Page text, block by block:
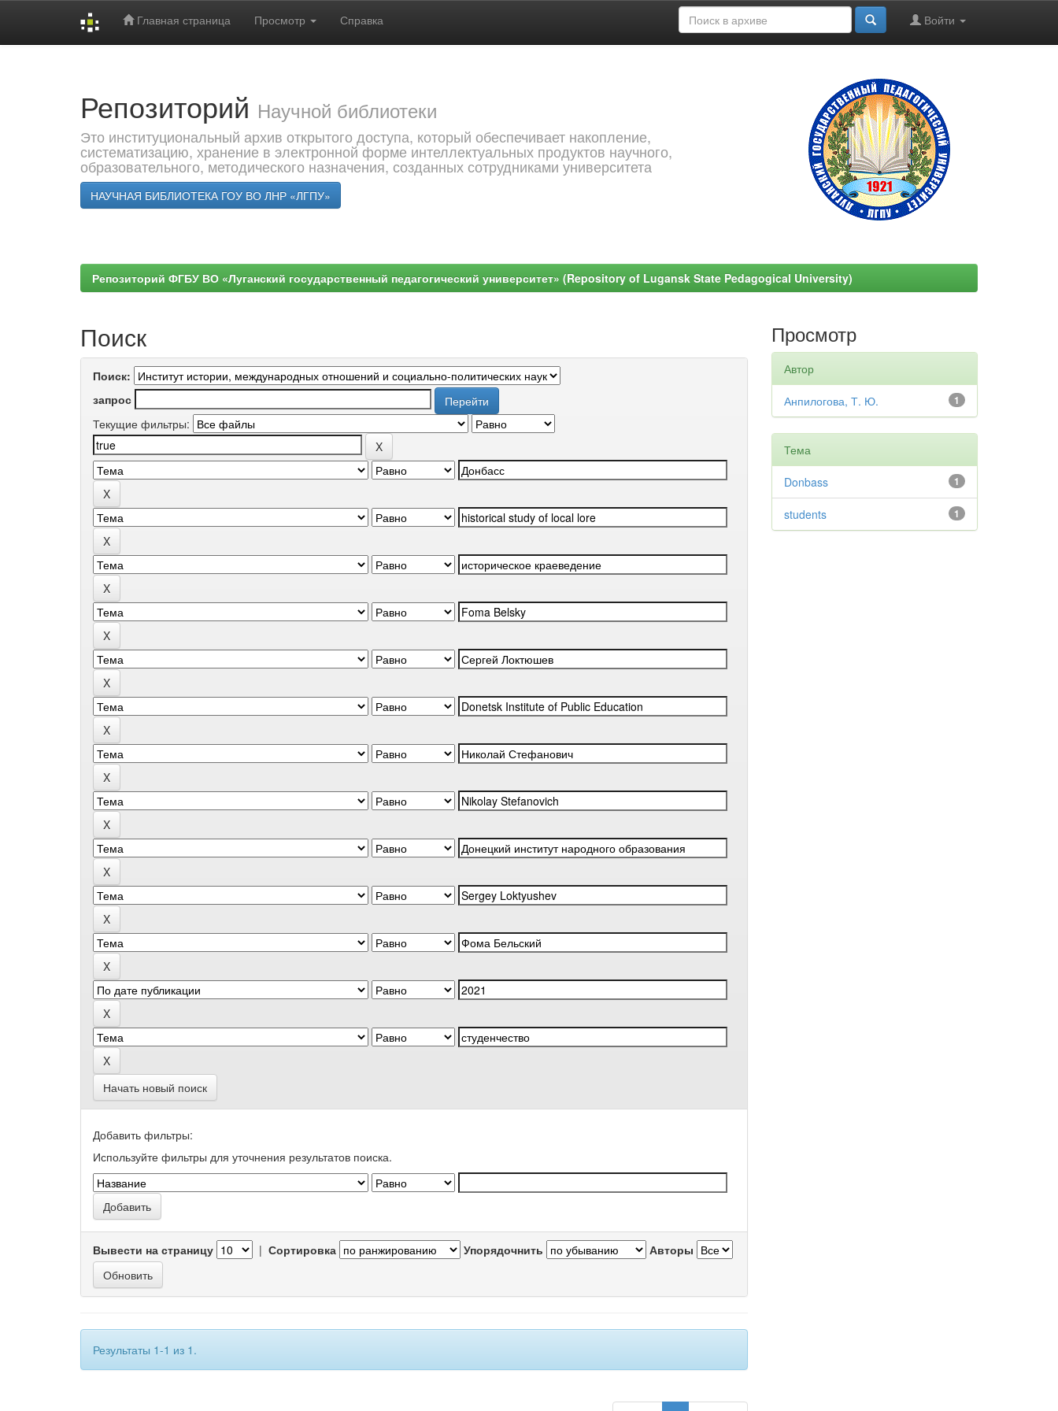
Главная страница Просмотр Справка Войти
Репозиторий Научной библиотеки
Это институциональный архив открытого доступа, который обеспечивает накопление,
систематизацию, хранение в электронной форме интеллектуальных продуктов научного,
образовательного, методического назначения, созданных сотрудниками университета
НАУЧНАЯ БИБЛИОТЕКА ГОУ ВО ЛНР «ЛГПУ»
Репозиторий ФГБУ ВО «Луганский государственный педагогический университет» (Repository of Lugansk State Pedagogical University)
Поиск
Поиск:
запрос
Текущие фильтры:
Начать новый поиск
Добавить фильтры:
Используйте фильтры для уточнения результатов поиска.
Вывести на страницу | Сортировка Упорядочнить Авторы
Результаты 1-1 из 1.
Просмотр
Автор
1
Анпилогова, Т. Ю.
Тема
1
Donbass
1
students